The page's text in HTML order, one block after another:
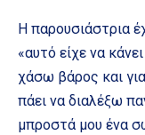
Η παρουσιάστρια
«αυτό είχε να
χάσω βάρος και
πάει να διαλέξω
μπροστά μου ένα